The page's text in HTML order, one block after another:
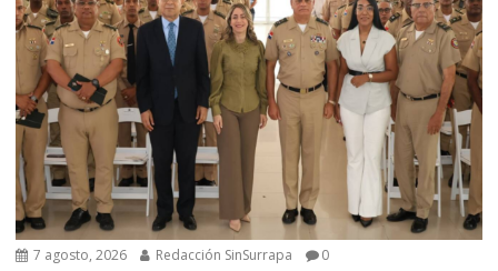
7 agosto, 2026 Redacción SinSurrapa 0